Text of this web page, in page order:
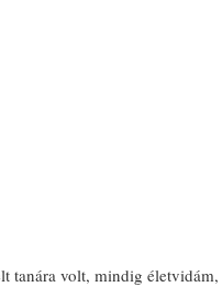
tanára volt, mindig életvidám,